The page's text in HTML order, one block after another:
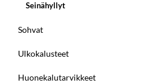
Seinähyllyt
Sohvat
Ulkokalusteet
Huonekalutarvikkeet